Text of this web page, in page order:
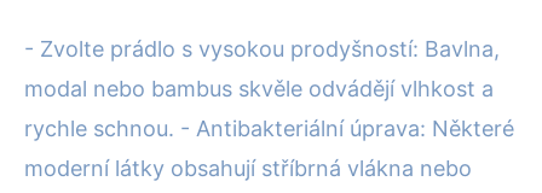
- Zvolte prádlo s vysokou prodyšností: Bavlna,
modal nebo bambus skvěle odvádějí vlhkost a
rychle schnou. - Antibakteriální úprava: Některé
moderní látky obsahují stříbrná vlákna nebo